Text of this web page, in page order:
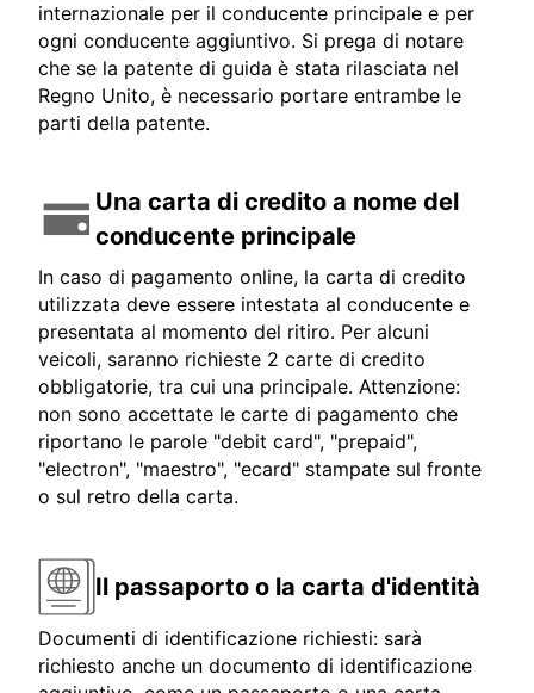
internazionale per il conducente principale e per
ogni conducente aggiuntivo. Si prega di notare
che se la patente di guida è stata rilasciata nel
Regno Unito, è necessario portare entrambe le
parti della patente.
Una carta di credito a nome del
conducente principale
In caso di pagamento online, la carta di credito
utilizzata deve essere intestata al conducente e
presentata al momento del ritiro. Per alcuni
veicoli, saranno richieste 2 carte di credito
obbligatorie, tra cui una principale. Attenzione:
non sono accettate le carte di pagamento che
riportano le parole "debit card", "prepaid",
"electron", "maestro", "ecard" stampate sul fronte
o sul retro della carta.
Il passaporto o la carta d'identità
Documenti di identificazione richiesti: sarà
richiesto anche un documento di identificazione